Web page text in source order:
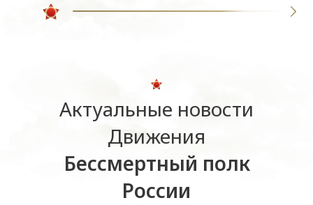
Актуальные новости
Движения
Бессмертный полк
России